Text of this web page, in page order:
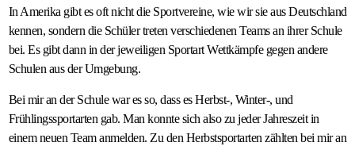
In Amerika gibt es oft nicht die Sportvereine, wie wir sie aus Deutschland
kennen, sondern die Schüler treten verschiedenen Teams an ihrer Schule
bei. Es gibt dann in der jeweiligen Sportart Wettkämpfe gegen andere
Schulen aus der Umgebung.
Bei mir an der Schule war es so, dass es Herbst-, Winter-, und
Frühlingssportarten gab. Man konnte sich also zu jeder Jahreszeit in
einem neuen Team anmelden. Zu den Herbstsportarten zählten bei mir an